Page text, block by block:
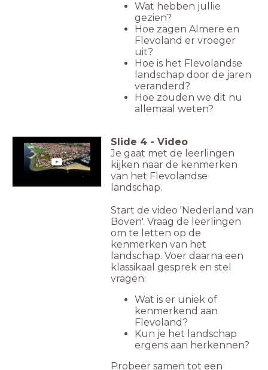
Wat hebben jullie
gezien?
Hoe zagen Almere en
Flevoland er vroeger
uit?
Hoe is het Flevolandse
landschap door de jaren
veranderd?
Hoe zouden we dit nu
allemaal weten?
Slide 4 - Video
Je gaat met de leerlingen
kijken naar de kenmerken
van het Flevolandse
landschap.
Start de video 'Nederland van
Boven'. Vraag de leerlingen
om te letten op de
kenmerken van het
landschap. Voer daarna een
klassikaal gesprek en stel
vragen:
Wat is er uniek of
kenmerkend aan
Flevoland?
Kun je het landschap
ergens aan herkennen?
Probeer samen tot een